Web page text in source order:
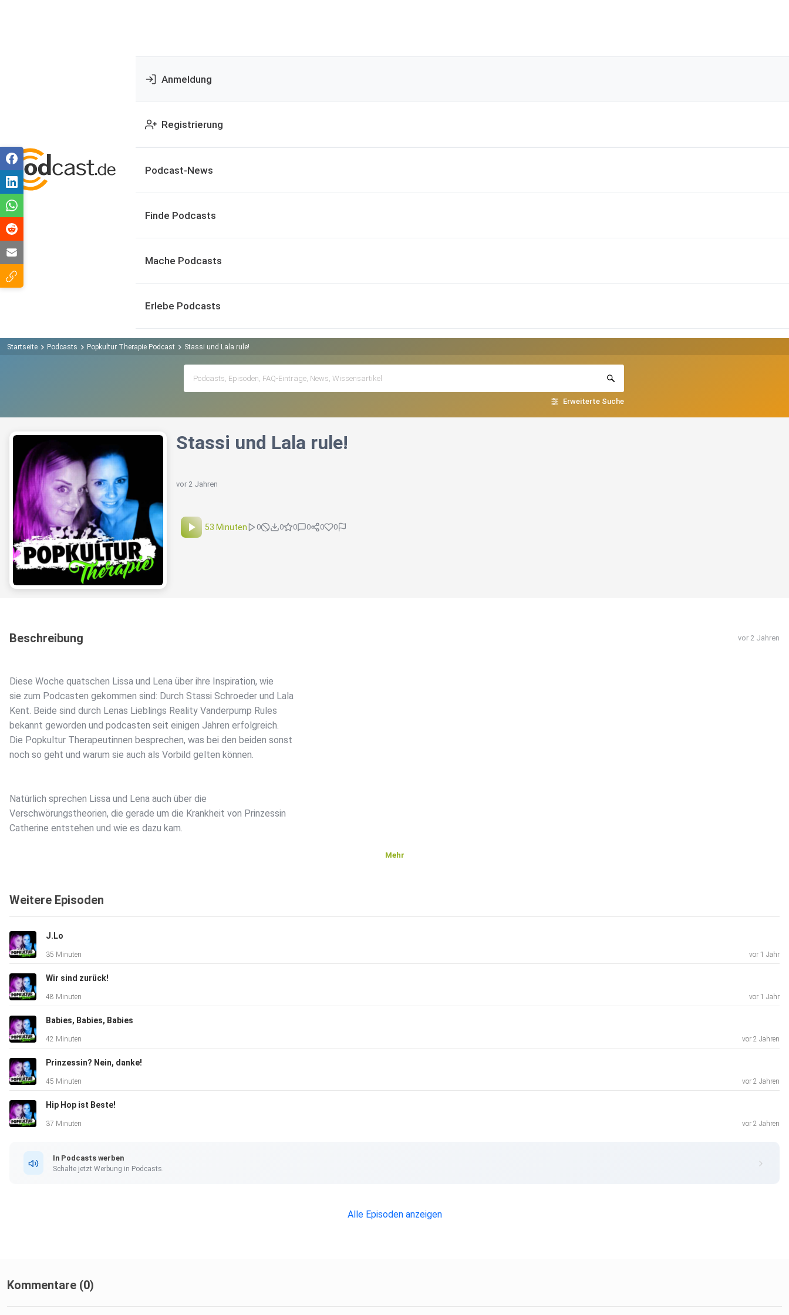
Anmeldung
Registrierung
Podcast-News
Finde Podcasts
Mache Podcasts
Erlebe Podcasts
Startseite Podcasts Popkultur Therapie Podcast Stassi und Lala rule!
Erweiterte Suche
Stassi und Lala rule!
vor 2 Jahren
53 Minuten 0 0 0 0 0 0
Beschreibung vor 2 Jahren
Diese Woche quatschen Lissa und Lena über ihre Inspiration, wie
sie zum Podcasten gekommen sind: Durch Stassi Schroeder und Lala
Kent. Beide sind durch Lenas Lieblings Reality Vanderpump Rules
bekannt geworden und podcasten seit einigen Jahren erfolgreich.
Die Popkultur Therapeutinnen besprechen, was bei den beiden sonst
noch so geht und warum sie auch als Vorbild gelten können.
Natürlich sprechen Lissa und Lena auch über die
Verschwörungstheorien, die gerade um die Krankheit von Prinzessin
Catherine entstehen und wie es dazu kam.
Meinungen und Recherchen undsind nicht faktenbasierend.
Hosted on Acast. See acast.com/privacy for more information.
Mehr
Weitere Episoden
J.Lo
35 Minuten vor 1 Jahr
Wir sind zurück!
48 Minuten vor 1 Jahr
Babies, Babies, Babies
42 Minuten vor 2 Jahren
Prinzessin? Nein, danke!
45 Minuten vor 2 Jahren
Hip Hop ist Beste!
37 Minuten vor 2 Jahren
In Podcasts werben
Schalte jetzt Werbung in Podcasts.
Alle Episoden anzeigen
Kommentare (0)